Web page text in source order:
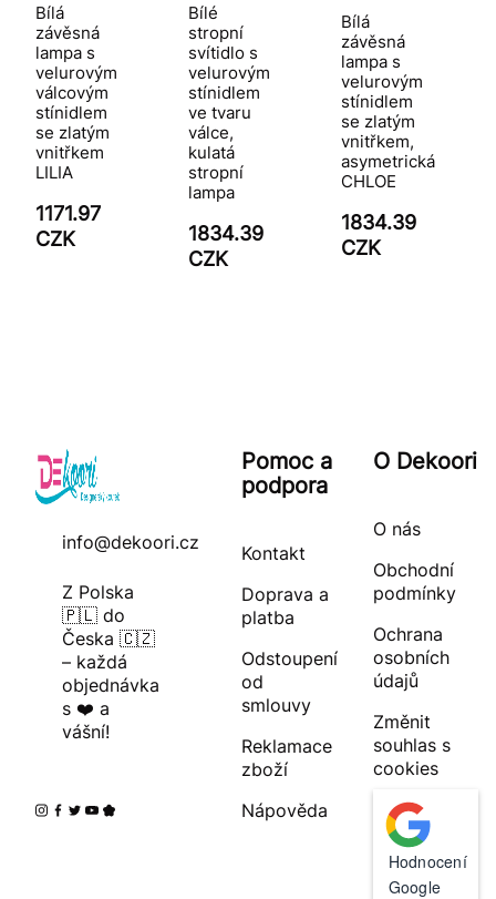
Bílá
závěsná
lampa s
velurovým
válcovým
stínidlem
se zlatým
vnitřkem
LILIA
1171.97
CZK
Bílé
stropní
svítidlo s
velurovým
stínidlem
ve tvaru
válce,
kulatá
stropní
lampa
1834.39
CZK
Bílá
závěsná
lampa s
velurovým
stínidlem
se zlatým
vnitřkem,
asymetrická
CHLOE
1834.39
CZK
info@dekoori.cz
Z Polska
🇵🇱 do
Česka 🇨🇿
– každá
objednávka
s ❤️ a
vášní!
Pomoc a
podpora
Kontakt
Doprava a
platba
Odstoupení
od
smlouvy
Reklamace
zboží
Nápověda
O Dekoori
O nás
Obchodní
podmínky
Ochrana
osobních
údajů
Změnit
souhlas s
cookies
Hodnocení
Google